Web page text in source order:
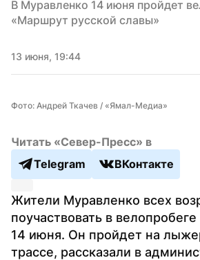
В Муравленко 14 июня пройдет
«Маршрут русской славы»
13 июня, 19:44
Фото: Андрей Ткачев / «Ямал-Медиа»
Читать «Север-Пресс» в
Telegram
ВКонтакте
Жители Муравленко всех
поучаствовать в
14 июня. Он пройдет на
трассе, рассказали в